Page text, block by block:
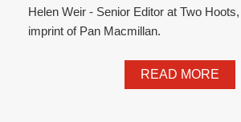
Helen Weir - Senior Editor at Two
imprint of Pan Macmillan.
READ MORE